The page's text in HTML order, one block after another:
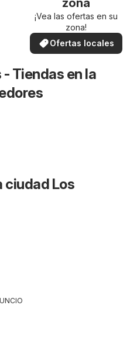
zona
¡Vea las ofertas en su
zona!
Ofertas locales
Tiendas en la
ciudad Los